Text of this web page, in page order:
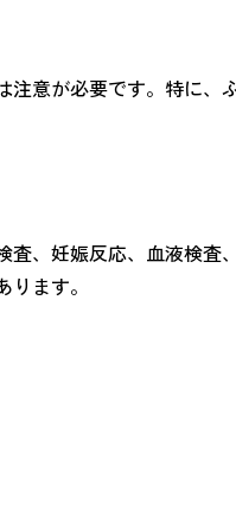
意が必要です。特に、
、妊娠反応、血液検査
ます。